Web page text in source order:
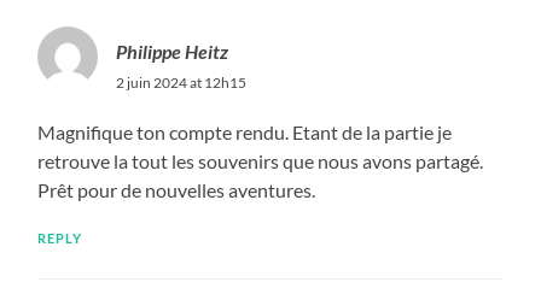
Philippe Heitz
2 juin 2024 at 12h15
Magnifique ton compte rendu. Etant de la partie je
retrouve la tout les souvenirs que nous avons partagé.
Prêt pour de nouvelles aventures.
REPLY